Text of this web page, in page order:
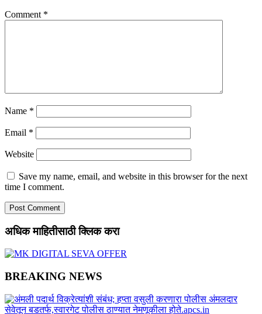
Comment *
Name *
Email *
Website
Save my name, email, and website in this browser for the next
time I comment.
अधिक माहितीसाठी क्लिक करा
BREAKING NEWS